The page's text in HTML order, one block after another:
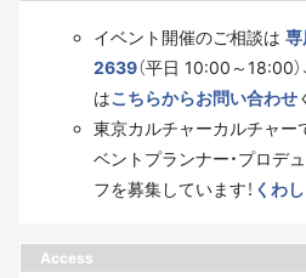
イベント開催のご相談は
2639（平日 10:00～18:00
はこちらからお問い合わせ
東京カルチャーカルチャー
ベントプランナー・プロデ
フを募集しています！ くわ
Access